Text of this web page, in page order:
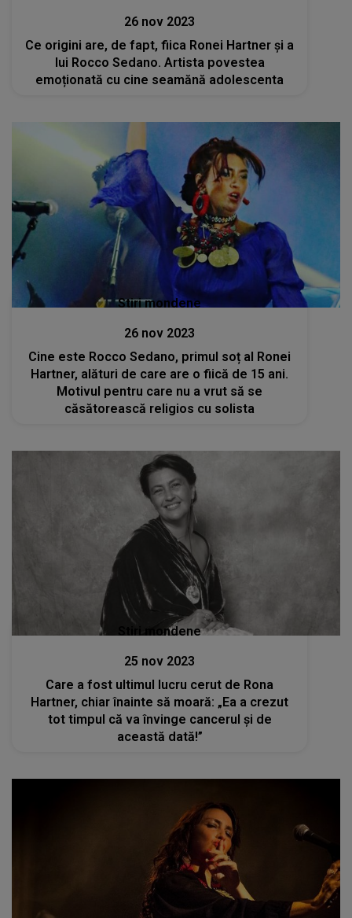
26 nov 2023
Ce origini are, de fapt, fiica Ronei Hartner și a
lui Rocco Sedano. Artista povestea
emoționată cu cine seamănă adolescenta
Stiri mondene
26 nov 2023
Cine este Rocco Sedano, primul soț al Ronei
Hartner, alături de care are o fiică de 15 ani.
Motivul pentru care nu a vrut să se
căsătorească religios cu solista
Stiri mondene
25 nov 2023
Care a fost ultimul lucru cerut de Rona
Hartner, chiar înainte să moară: „Ea a crezut
tot timpul că va învinge cancerul și de
această dată!”